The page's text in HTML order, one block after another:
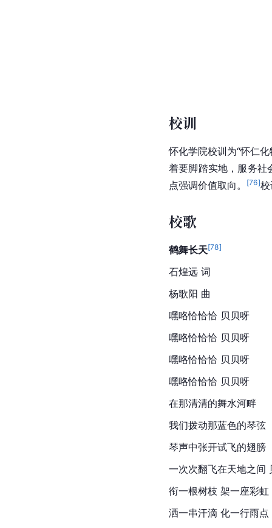
校训
怀化学院校训为“怀仁
着要脚踏实地，服务社
点强调价值取向。
[76]
校歌
鹤舞长天[78]
石煌远 词
杨歌阳 曲
嘿咯恰恰恰 贝贝呀
嘿咯恰恰恰 贝贝呀
嘿咯恰恰恰 贝贝呀
嘿咯恰恰恰 贝贝呀
在那清清的舞水河畔
我们拨动那蓝色的琴弦
琴声中张开试飞的翅膀
一次次翻飞在天地之间
衔一根树枝 架一座彩虹
洒一串汗滴 化一行雨点